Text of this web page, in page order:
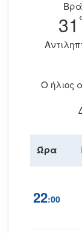
31
Ο ήλιος
Ώρα
22:00